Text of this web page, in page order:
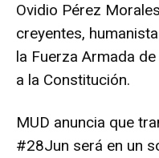
Ovidio Pérez Morales‏: Los militares cristianos,
creyentes,
la Fuerza Armada
a la Constitución.
MUD anuncia que
#28Jun será en un